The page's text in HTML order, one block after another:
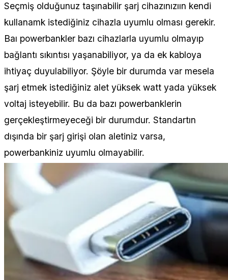
Seçmiş olduğunuz taşınabilir şarj cihazınızıın kendi
kullanamk istediğiniz cihazla uyumlu olması gerekir.
Baı powerbankler bazı cihazlarla uyumlu olmayıp
bağlantı sıkıntısı yaşanabiliyor, ya da ek kabloya
ihtiyaç duyulabiliyor. Şöyle bir durumda var mesela
şarj etmek istediğiniz alet yüksek watt yada yüksek
voltaj isteyebilir. Bu da bazı powerbanklerin
gerçekleştirmeyeceği bir durumdur. Standartın
dışında bir şarj girişi olan aletiniz varsa,
powerbankiniz uyumlu olmayabilir.